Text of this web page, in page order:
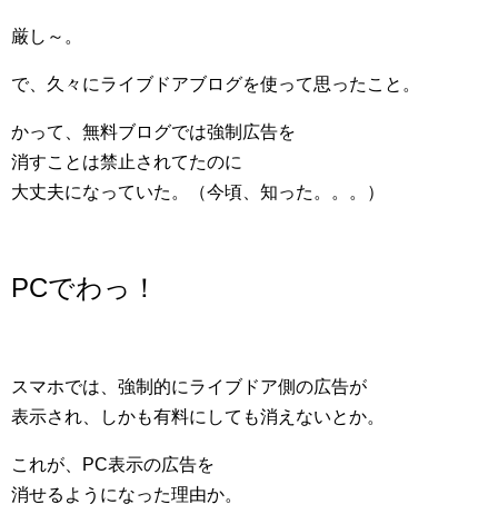
厳し～。
で、久々にライブドアブログを使って思ったこと。
かって、無料ブログでは強制広告を
消すことは禁止されてたのに
大丈夫になっていた。（今頃、知った。。。）
PCでわっ！
スマホでは、強制的にライブドア側の広告が
表示され、しかも有料にしても消えないとか。
これが、PC表示の広告を
消せるようになった理由か。